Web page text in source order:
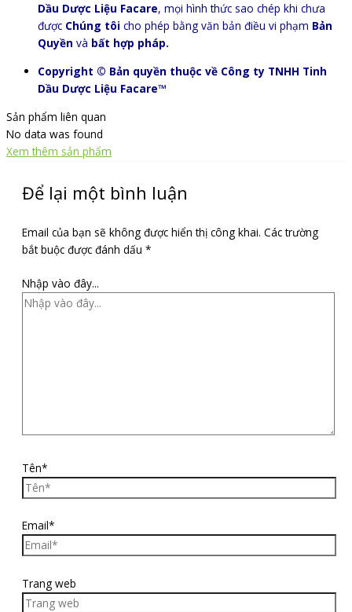
Dầu Dược Liệu Facare, mọi hình thức sao chép khi chưa
được Chúng tôi cho phép bằng văn bản điều vi phạm Bản
Quyền và bất hợp pháp.
Copyright © Bản quyền thuộc về Công ty TNHH Tinh
Dầu Dược Liệu Facare™
Sản phẩm liên quan
No data was found
Xem thêm sản phẩm
Để lại một bình luận
Email của bạn sẽ không được hiển thị công khai. Các trường
bắt buộc được đánh dấu *
Nhập vào đây...
Tên*
Email*
Trang web